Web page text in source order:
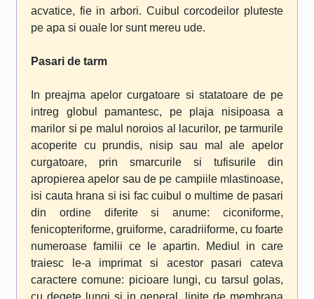
acvatice, fie in arbori. Cuibul corcodeilor pluteste
pe apa si ouale lor sunt mereu ude.
Pasari de tarm
In preajma apelor curgatoare si statatoare de pe
intreg globul pamantesc, pe plaja nisipoasa a
marilor si pe malul noroios al lacurilor, pe tarmurile
acoperite cu prundis, nisip sau mal ale apelor
curgatoare, prin smarcurile si tufisurile din
apropierea apelor sau de pe campiile mlastinoase,
isi cauta hrana si isi fac cuibul o multime de pasari
din ordine diferite si anume: ciconiforme,
fenicopteriforme, gruiforme, caradriiforme, cu foarte
numeroase familii ce le apartin. Mediul in care
traiesc le-a imprimat si acestor pasari cateva
caractere comune: picioare lungi, cu tarsul golas,
cu degete lungi si in general, lipite de membrana